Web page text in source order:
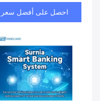
احصل على أفضل سعر